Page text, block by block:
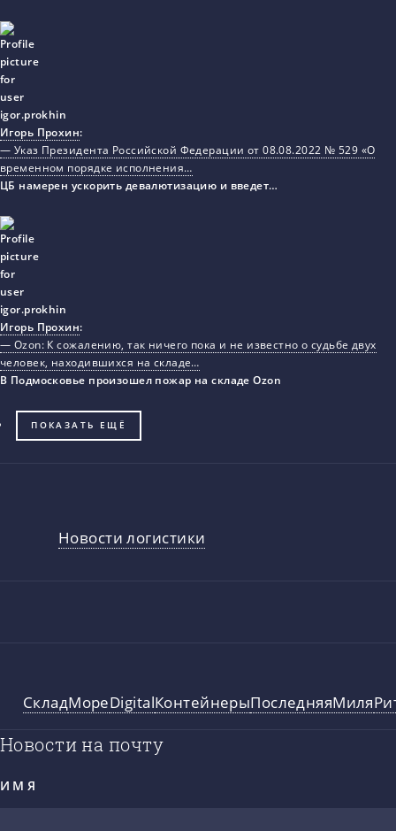
Игорь Прохин:
— Указ Президента Российской Федерации от 08.08.2022 № 529 «О
временном порядке исполнения…
ЦБ намерен ускорить девалютизацию и введет…
Игорь Прохин:
— Ozon: К сожалению, так ничего пока и не известно о судьбе двух
человек, находившихся на складе…
В Подмосковье произошел пожар на складе Ozon
ПОКАЗАТЬ ЕЩЁ
Новости логистики
СкладМореDigitalКонтейнерыПоследняяМиля
Новости на почту
ИМЯ